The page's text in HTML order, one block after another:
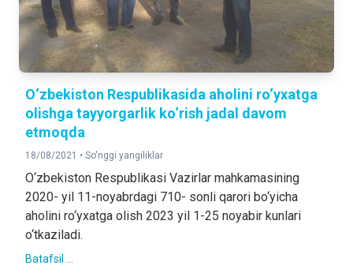
O‘zbekiston Respublikasida aholini ro‘yxatga
olishga tayyorgarlik ko‘rish jadal davom
etmoqda
18/08/2021 • So'nggi yangiliklar
O‘zbekiston Respublikasi Vazirlar mahkamasining
2020- yil 11-noyabrdagi 710- sonli qarori bo‘yicha
aholini ro‘yxatga olish 2023 yil 1-25 noyabir kunlari
o‘tkaziladi.
Batafsil ...